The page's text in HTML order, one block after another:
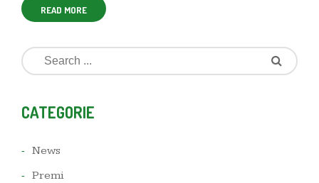
READ MORE
CATEGORIE
News
Premi